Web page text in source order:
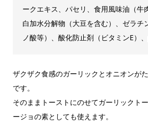
ークエキス、パセリ、食用風味油（牛
白加水分解物（大豆を含む）、ゼラチ
ノ酸等）、酸化防止剤（ビタミンE）
ザクザク食感のガーリックとオニオンが
です。
そのままトーストにのせてガーリックト
ージョの素としても使えます。